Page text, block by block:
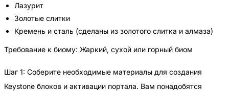
Лазурит
Золотые слитки
Кремень и сталь (сделаны из золотого слитка и алмаза)
Требование к биому: Жаркий, сухой или горный биом
Шаг 1: Соберите необходимые материалы для создания
Кеystone блоков и активации портала. Вам понадобятся